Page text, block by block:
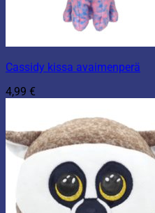
Cassidy kissa avaimenperä
4,99 €